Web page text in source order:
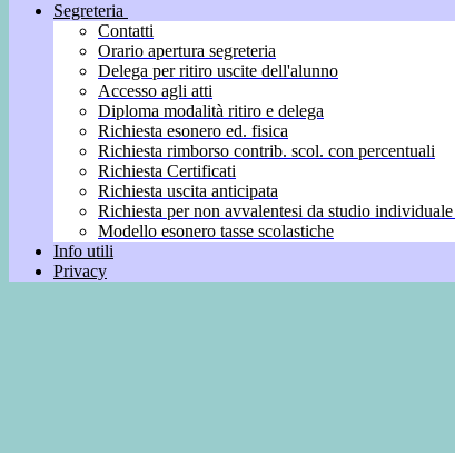
Segreteria
Contatti
Orario apertura segreteria
Delega per ritiro uscite dell'alunno
Accesso agli atti
Diploma modalità ritiro e delega
Richiesta esonero ed. fisica
Richiesta rimborso contrib. scol. con percentuali
Richiesta Certificati
Richiesta uscita anticipata
Richiesta per non avvalentesi da studio individuale
Modello esonero tasse scolastiche
Info utili
Privacy